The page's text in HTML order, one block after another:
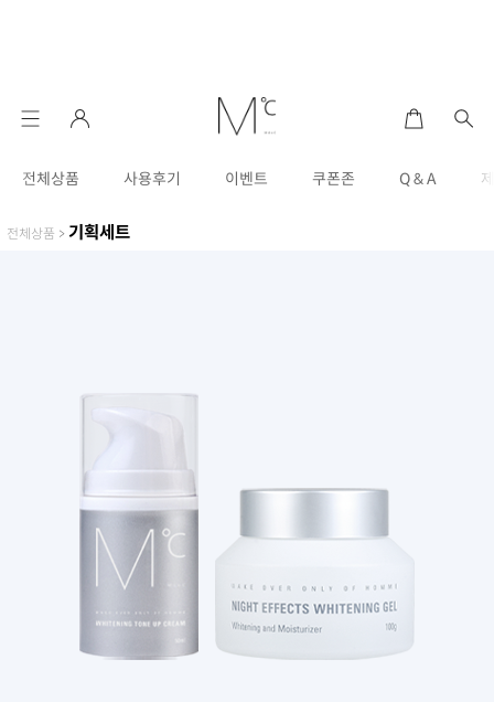
전체상품 사용후기 이벤트 쿠폰존 Q & A
전체상품 > 기획세트